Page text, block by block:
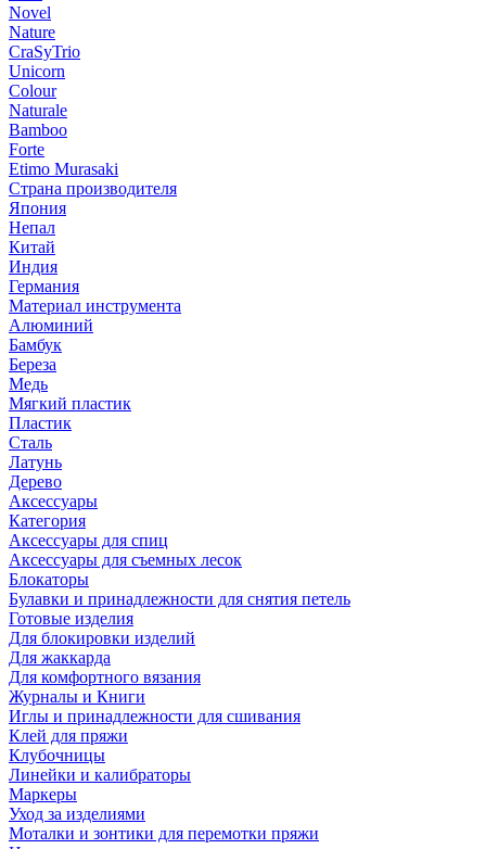
Novel
Nature
CraSyTrio
Unicorn
Colour
Naturale
Bamboo
Forte
Etimo Murasaki
Страна производителя
Япония
Непал
Китай
Индия
Германия
Материал инструмента
Алюминий
Бамбук
Береза
Медь
Мягкий пластик
Пластик
Сталь
Латунь
Дерево
Аксессуары
Категория
Аксессуары для спиц
Аксессуары для съемных лесок
Блокаторы
Булавки и принадлежности для снятия петель
Готовые изделия
Для блокировки изделий
Для жаккарда
Для комфортного вязания
Журналы и Книги
Иглы и принадлежности для сшивания
Клей для пряжи
Клубочницы
Линейки и калибраторы
Маркеры
Уход за изделиями
Моталки и зонтики для перемотки пряжи